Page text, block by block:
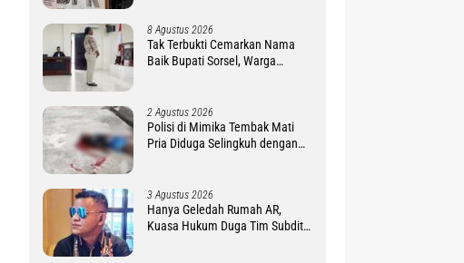
8 Agustus 2026
Tak Terbukti Cemarkan Nama
Baik Bupati Sorsel, Warga
2 Agustus 2026
Polisi di Mimika Tembak Mati
Pria Diduga Selingkuh dengan
3 Agustus 2026
Hanya Geledah Rumah AR,
Kuasa Hukum Duga Tim Subdit